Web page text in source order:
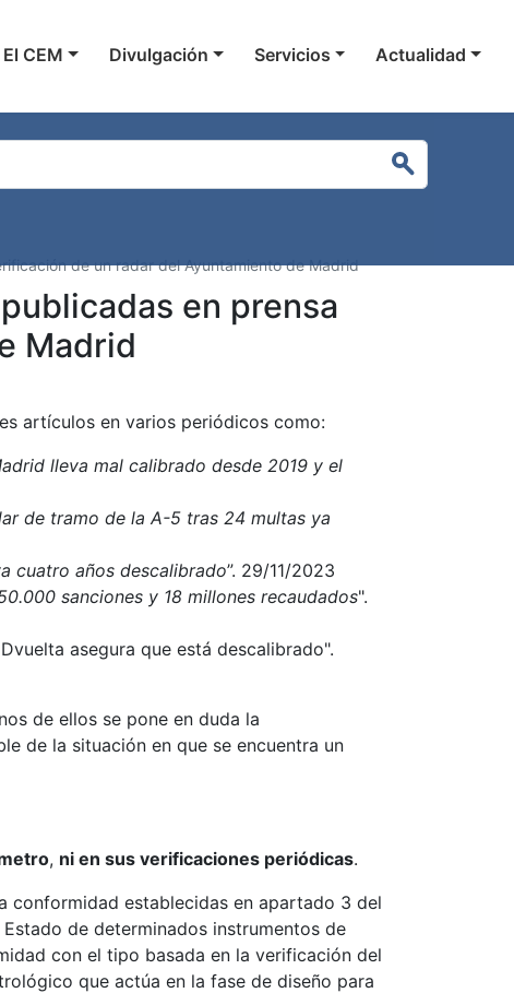
principal
El CEM Divulgación Servicios Actualidad
Buscar
de un radar del Ayuntamiento de Madrid
en prensa
Madrid
artículos en varios periódicos como:
lleva mal calibrado desde 2019 y el
de tramo de la A-5 tras 24 multas ya
cuatro años descalibrado”. 29/11/2023
sanciones y 18 millones recaudados".
asegura que está descalibrado".
de ellos se pone en duda la
de la situación en que se encuentra un
, ni en sus verificaciones periódicas.
conformidad establecidas en apartado 3 del
de determinados instrumentos de
con el tipo basada en la verificación del
que actúa en la fase de diseño para